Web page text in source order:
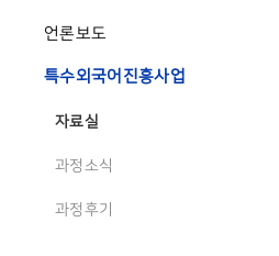
언론보도
특수외국어진흥사업
자료실
과정소식
과정후기